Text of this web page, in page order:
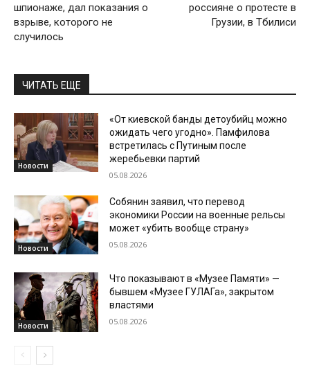
шпионаже, дал показания о
взрыве, которого не
случилось
россияне о протесте в
Грузии, в Тбилиси
ЧИТАТЬ ЕЩЕ
Новости
«От киевской банды детоубийц можно
ожидать чего угодно». Памфилова
встретилась с Путиным после
жеребьевки партий
05.08.2026
Новости
Собянин заявил, что перевод
экономики России на военные рельсы
может «убить вообще страну»
05.08.2026
Новости
Что показывают в «Музее Памяти» —
бывшем «Музее ГУЛАГа», закрытом
властями
05.08.2026